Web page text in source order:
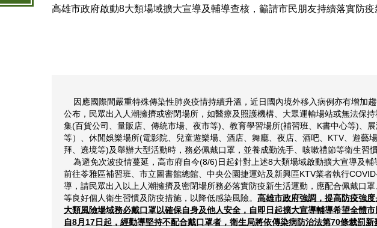
高雄市政府啟動8大類場域擴大宣導及輔導查核，籲請市民朋友持續落實防
因應國際間嚴重特殊傳染性肺炎疫情持續升溫，近日國內境外移入病例亦有增加
公布，民眾出入人潮擁擠或密閉場所，如醫療及照護機構、大眾運輸場站或無法保
集(百貨公司、量販店、傳統市場、夜市等)、教育學習場所(補習班、K書中心等)、
等）、休閒娛樂場所(電影院、兒童遊樂場、酒店、舞廳、夜店、酒吧、KTV、遊藝
拜、遶境等)及舉辦大型活動時，務必佩戴口罩，並養成勤洗手、咳嗽禮節等衛生習慣
為避免次波疫情蔓延，高市府自今(8/6)日起針對上述8大類場域啟動擴大宣導及輔
前往苓雅區補習班、市立圖書館總館、中央公園捷運站及新興區KTV業者執行
導，請民眾出入以上人潮擁擠及密閉場所務必落實防疫新生活運動，應配合佩戴口
等良好個人衛生習慣及防疫措施，以降低感染風險。 高雄市政府強調，提高防疫強
大類風險場域務必戴口罩以確保自身及他人安全，自即日起擴大宣導輔導希望全體
自8月17日起，經勸導堅持不配合戴口罩者，衛生局將依傳染病防治法第70條裁罰